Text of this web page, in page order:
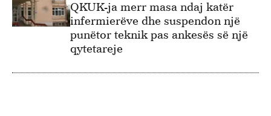
QKUK-ja merr masa ndaj katër
infermierëve dhe suspendon një
punëtor teknik pas ankesës së një
qytetareje